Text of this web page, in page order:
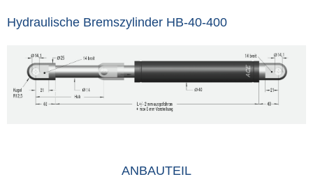
Hydraulische Bremszylinder HB-40-400
ANBAUTEIL